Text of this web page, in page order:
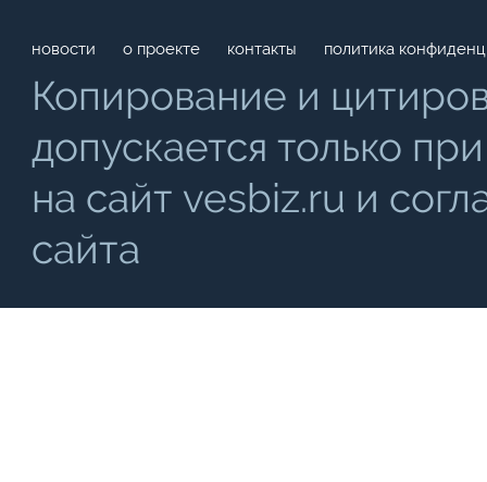
новости о проекте контакты политика
Копирование и
допускается только
на сайт vesbiz.ru и
сайта